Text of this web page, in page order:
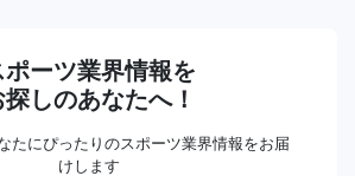
ポーツ業界情報を
探しのあなたへ！
たにぴったりのスポーツ業界情報をお届
けします